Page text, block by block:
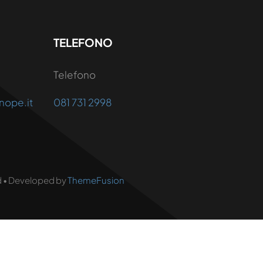
TELEFONO
Telefono
081 731 2998
• Developed byThemeFusion